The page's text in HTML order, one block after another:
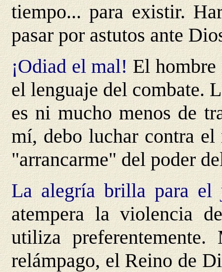
tiempo... para existir.
pasar por astutos ante
¡Odiad el mal!El hombre
el lenguaje del combate.
es ni mucho menos de
mí, debo luchar contra
"arrancarme" del poder
La alegría brilla para el
atempera la violencia
utiliza
relámpago, el Reino de